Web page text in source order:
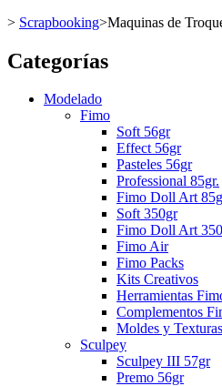
> Scrapbooking>Maquinas de
Categorías
Modelado
Fimo
Soft 56gr
Effect 56gr
Pasteles 56gr
Professional 85gr.
Fimo Doll Art
Soft 350gr
Fimo Doll Art
Fimo Air
Fimo Packs
Kits Creativos
Herramientas
Complementos
Moldes y
Sculpey
Sculpey III 57gr
Premo 56gr